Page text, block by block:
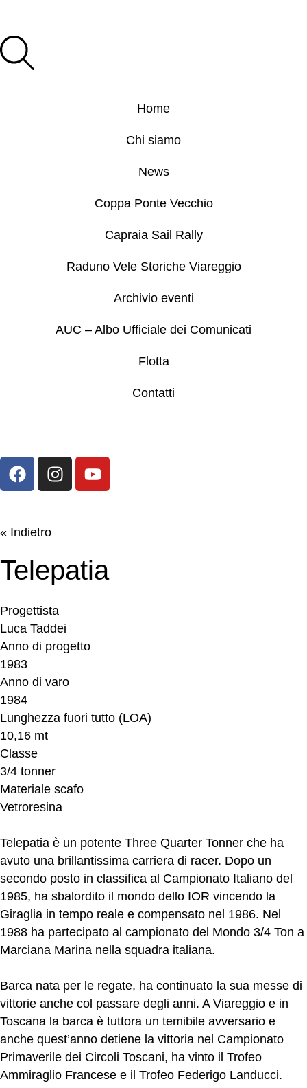
Home
Chi siamo
News
Coppa Ponte Vecchio
Capraia Sail Rally
Raduno Vele Storiche Viareggio
Archivio eventi
AUC – Albo Ufficiale dei Comunicati
Flotta
Contatti
« Indietro
Telepatia
Progettista
Luca Taddei
Anno di progetto
1983
Anno di varo
1984
Lunghezza fuori tutto (LOA)
10,16 mt
Classe
3/4 tonner
Materiale scafo
Vetroresina
Telepatia è un potente Three Quarter Tonner che ha
avuto una brillantissima carriera di racer. Dopo un
secondo posto in classifica al Campionato Italiano del
1985, ha sbalordito il mondo dello IOR vincendo la
Giraglia in tempo reale e compensato nel 1986. Nel
1988 ha partecipato al campionato del Mondo 3/4 Ton a
Marciana Marina nella squadra italiana.
Barca nata per le regate, ha continuato la sua messe di
vittorie anche col passare degli anni. A Viareggio e in
Toscana la barca è tuttora un temibile avversario e
anche quest’anno detiene la vittoria nel Campionato
Primaverile dei Circoli Toscani, ha vinto il Trofeo
Ammiraglio Francese e il Trofeo Federigo Landucci.